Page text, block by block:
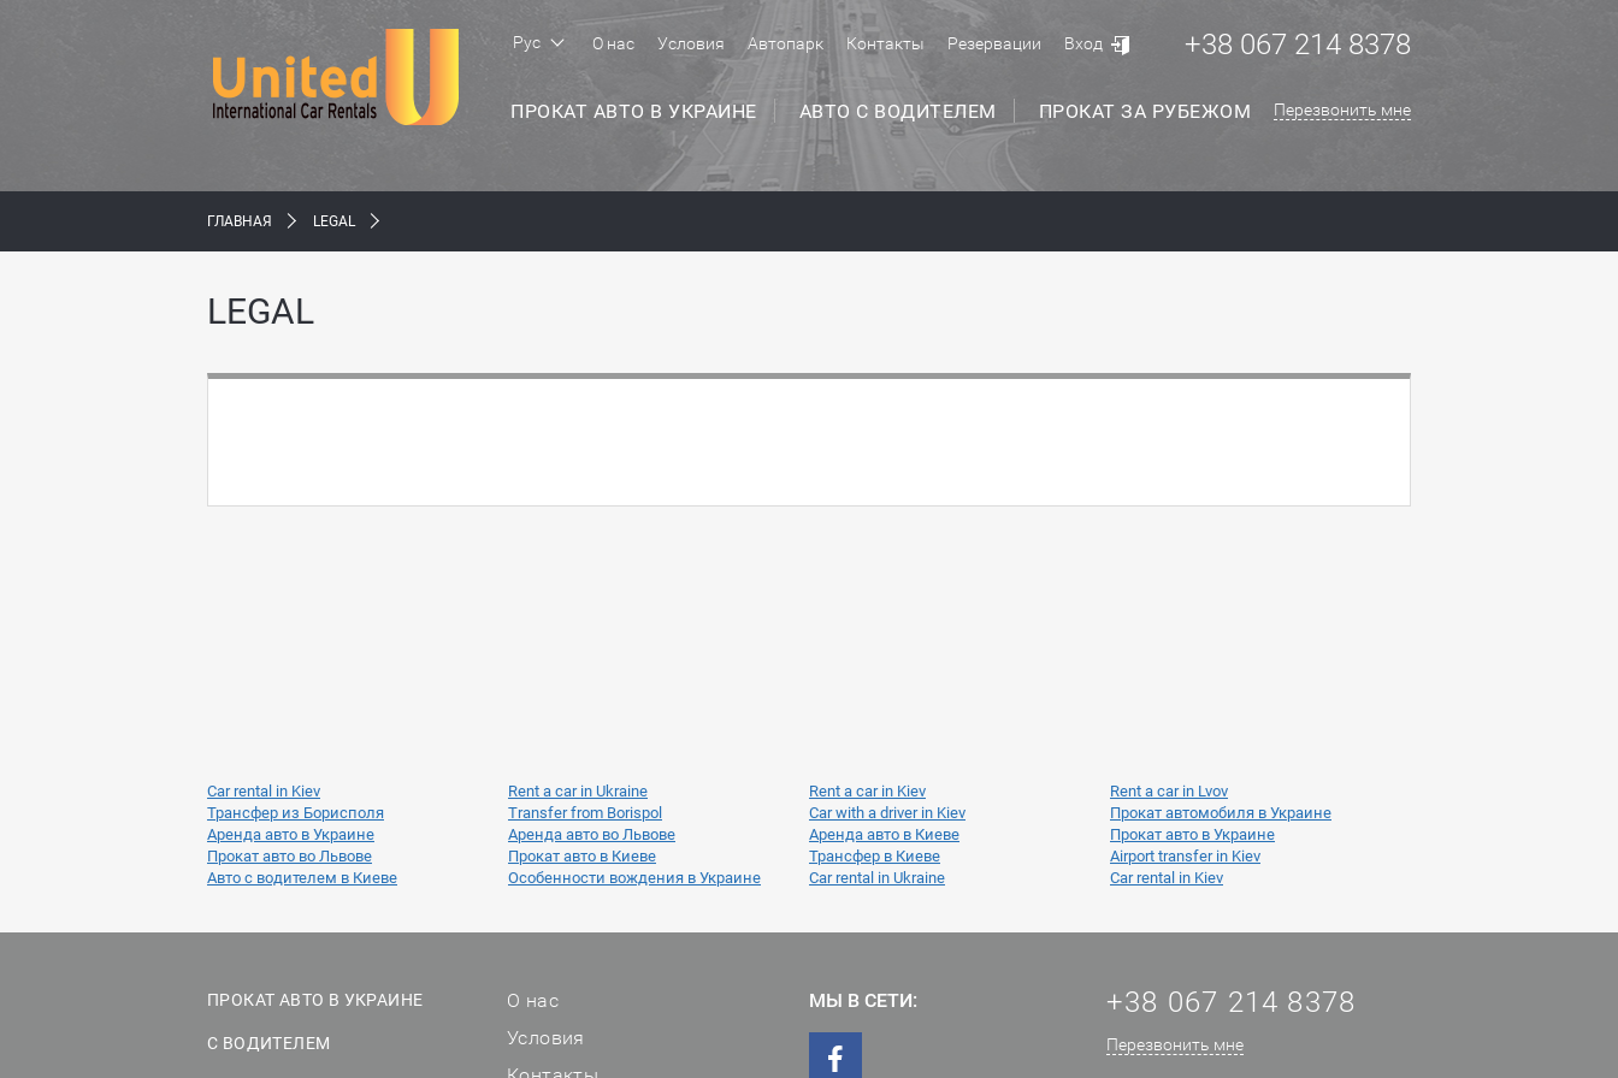
Рус
ПРОКАТ АВТО В УКРАИНЕ АВТО С ВОДИТЕЛЕМ ПРОКАТ ЗА РУБЕЖОМ
О нас Условия Автопарк Контакты Резервации Вход +38 067 214 8378
Перезвонить мне
ГЛАВНАЯ LEGAL
LEGAL
Car rental in Kiev Rent a car in Ukraine Rent a car in Kiev
Rent a car in Lvov
Трансфер из Борисполя
Transfer from Borispol Car with a driver in Kiev
Прокат автомобиля в Украине
Аренда авто в Украине
Аренда авто во Львове Аренда авто в Киеве
Прокат авто в Украине
Прокат авто во Львове
Прокат авто в Киеве Трансфер в Киеве
Airport transfer in Kiev
Авто с водителем в Киеве
Особенности вождения в Украине Car rental in Ukraine Car rental in Kiev
ПРОКАТ АВТО В УКРАИНЕ
С ВОДИТЕЛЕМ
О нас
Условия
МЫ В СЕТИ: +38 067 214 8378
Перезвонить мне